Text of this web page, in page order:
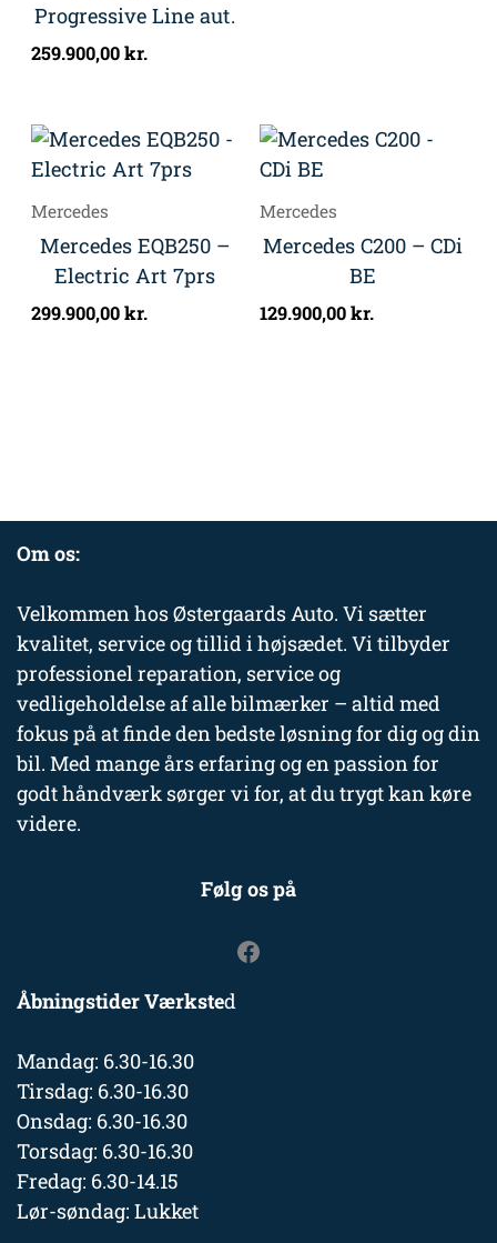
Progressive Line aut.
259.900,00kr.
Mercedes
Mercedes EQB250 –
Electric Art 7prs
299.900,00kr.
Mercedes
Mercedes C200 – CDi
BE
129.900,00kr.
Om os:
Velkommen hos Østergaards Auto. Vi sætter
kvalitet, service og tillid i højsædet. Vi tilbyder
professionel reparation, service og
vedligeholdelse af alle bilmærker – altid med
fokus på at finde den bedste løsning for dig og din
bil. Med mange års erfaring og en passion for
godt håndværk sørger vi for, at du trygt kan køre
videre.
Følg os på
Åbningstider Værksted
Mandag: 6.30-16.30
Tirsdag: 6.30-16.30
Onsdag: 6.30-16.30
Torsdag: 6.30-16.30
Fredag: 6.30-14.15
Lør-søndag: Lukket